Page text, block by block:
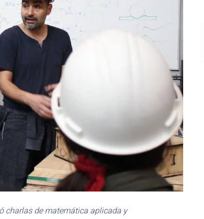
charlas de matemática aplicada y